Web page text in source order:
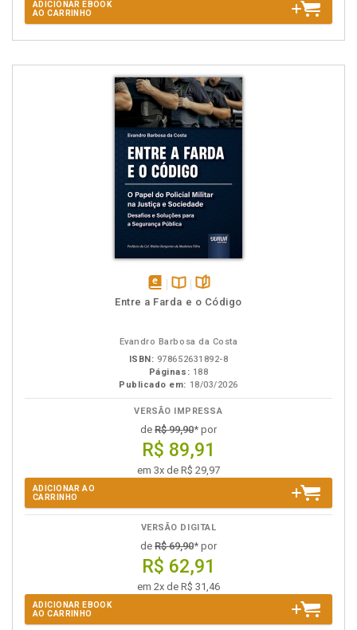
ADICIONAR EBOOK
AO CARRINHO
disponívelDisponível
páginas
Entre a Farda e o Código
Evandro Barbosa da Costa
ISBN: 978652631892-8
Páginas: 188
Publicado em: 18/03/2026
VERSÃO IMPRESSA
de R$ 99,90* por
R$ 89,91
em 3x de R$ 29,97
ADICIONAR AO
CARRINHO
VERSÃO DIGITAL
de R$ 69,90* por
R$ 62,91
em 2x de R$ 31,46
ADICIONAR EBOOK
AO CARRINHO